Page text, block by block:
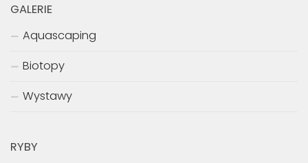
GALERIE
Aquascaping
Biotopy
Wystawy
RYBY